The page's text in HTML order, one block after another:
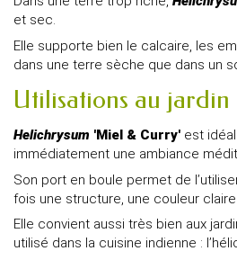
et sec.
Elle supporte bien le calcaire, les
dans une terre sèche que dans un
Utilisations au jardin
Helichrysum 'Miel & Curry' est
immédiatement une ambiance
Son port en boule permet de
fois une structure, une couleur
Elle convient aussi très bien aux
utilisé dans la cuisine indienne :